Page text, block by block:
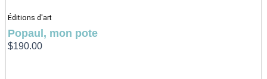
Éditions d'art
Popaul, mon pote
$190.00